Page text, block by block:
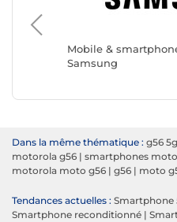
Mobile &
Samsung
Dans la même thématique : g56 5g
motorola g56 | smartphones
motorola moto g56 | g56 | moto
Tendances actuelles : Smartphone
Smartphone reconditionné |